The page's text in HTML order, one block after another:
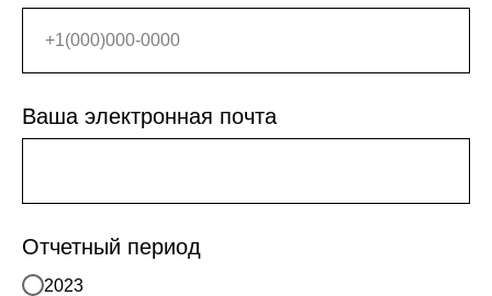
Ваша электронная почта
Отчетный период
2023